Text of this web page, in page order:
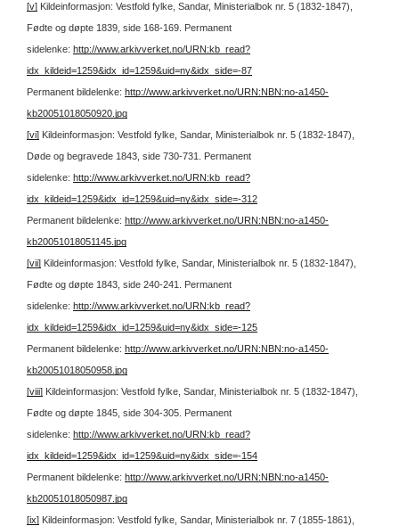
[v] Kildeinformasjon: Vestfold fylke, Sandar, Ministerialbok nr. 5 (1832-1847),
Fødte og døpte 1839, side 168-169. Permanent
sidelenke: http://www.arkivverket.no/URN:kb_read?
idx_kildeid=1259&idx_id=1259&uid=ny&idx_side=-87
Permanent bildelenke: http://www.arkivverket.no/URN:NBN:no-a1450-
kb20051018050920.jpg
[vi] Kildeinformasjon: Vestfold fylke, Sandar, Ministerialbok nr. 5 (1832-1847),
Døde og begravede 1843, side 730-731. Permanent
sidelenke: http://www.arkivverket.no/URN:kb_read?
idx_kildeid=1259&idx_id=1259&uid=ny&idx_side=-312
Permanent bildelenke: http://www.arkivverket.no/URN:NBN:no-a1450-
kb20051018051145.jpg
[vii] Kildeinformasjon: Vestfold fylke, Sandar, Ministerialbok nr. 5 (1832-1847),
Fødte og døpte 1843, side 240-241. Permanent
sidelenke: http://www.arkivverket.no/URN:kb_read?
idx_kildeid=1259&idx_id=1259&uid=ny&idx_side=-125
Permanent bildelenke: http://www.arkivverket.no/URN:NBN:no-a1450-
kb20051018050958.jpg
[viii] Kildeinformasjon: Vestfold fylke, Sandar, Ministerialbok nr. 5 (1832-1847),
Fødte og døpte 1845, side 304-305. Permanent
sidelenke: http://www.arkivverket.no/URN:kb_read?
idx_kildeid=1259&idx_id=1259&uid=ny&idx_side=-154
Permanent bildelenke: http://www.arkivverket.no/URN:NBN:no-a1450-
kb20051018050987.jpg
[ix] Kildeinformasjon: Vestfold fylke, Sandar, Ministerialbok nr. 7 (1855-1861),